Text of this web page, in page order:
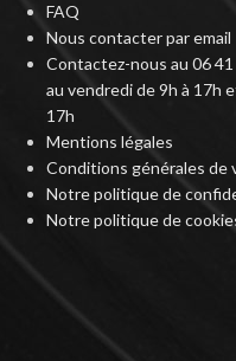
FAQ
Nous contacter par email
Contactez-nous au 06
au vendredi de 9h à 17h
17h
Mentions légales
Conditions générales de
Notre politique de
Notre politique de